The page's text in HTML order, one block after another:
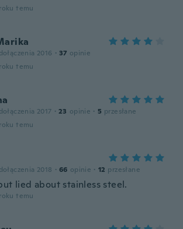
temu
2016 · 37 opinie
temu
2017 · 23 opinie · 5 przesłane
temu
2018 · 66 opinie · 12 przesłane
lied about stainless steel.
temu